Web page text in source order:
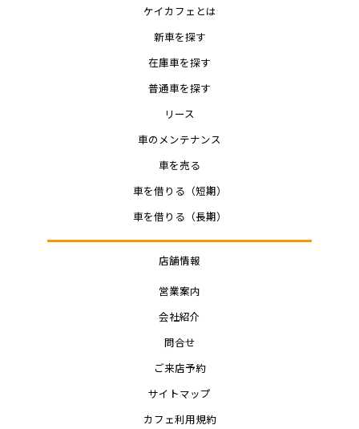
ケイカフェとは
新車を探す
在庫車を探す
普通車を探す
リース
車のメンテナンス
車を売る
車を借りる（短期）
車を借りる（長期）
店舗情報
営業案内
会社紹介
問合せ
ご来店予約
サイトマップ
カフェ利用規約